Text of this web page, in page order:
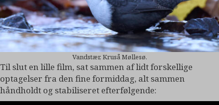
Vandstær, Kruså Møllesø.
Til slut en lille film, sat sammen af lidt forskellige
optagelser fra den fine formiddag, alt sammen
håndholdt og stabiliseret efterfølgende: